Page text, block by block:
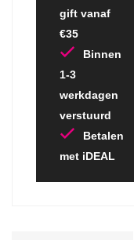
gift vanaf
€35
Binnen
1-3
werkdagen
verstuurd
Betalen
met iDEAL